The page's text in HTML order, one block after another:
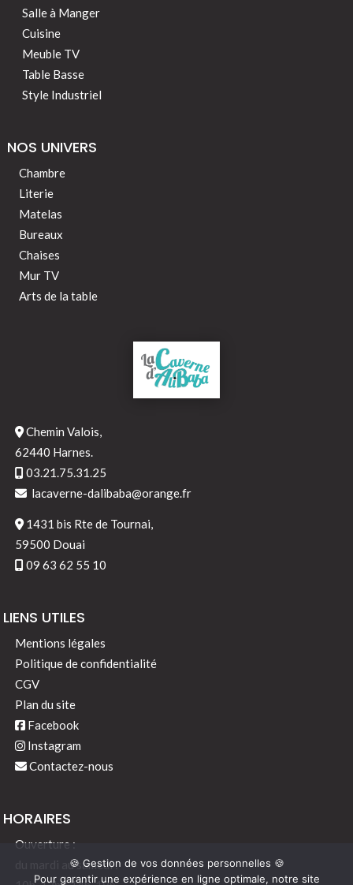
Salle à Manger
Cuisine
Meuble TV
Table Basse
Style Industriel
NOS UNIVERS
Chambre
Literie
Matelas
Bureaux
Chaises
Mur TV
Arts de la table
Chemin Valois,
62440 Harnes.
03.21.75.31.25
lacaverne-dalibaba@orange.fr
1431 bis Rte de Tournai,
59500 Douai
09 63 62 55 10
LIENS UTILES
Mentions légales
Politique de confidentialité
CGV
Plan du site
Facebook
Instagram
Contactez-nous
HORAIRES
Ouverture :
du mardi au samedi :🍪 Gestion de vos données personnelles 🍪
Pour garantir une expérience en ligne optimale, notre site